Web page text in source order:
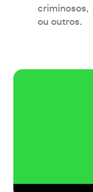
criminosos,
ou outros.